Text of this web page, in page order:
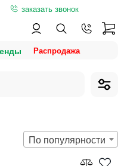
заказать звонок
По популярности